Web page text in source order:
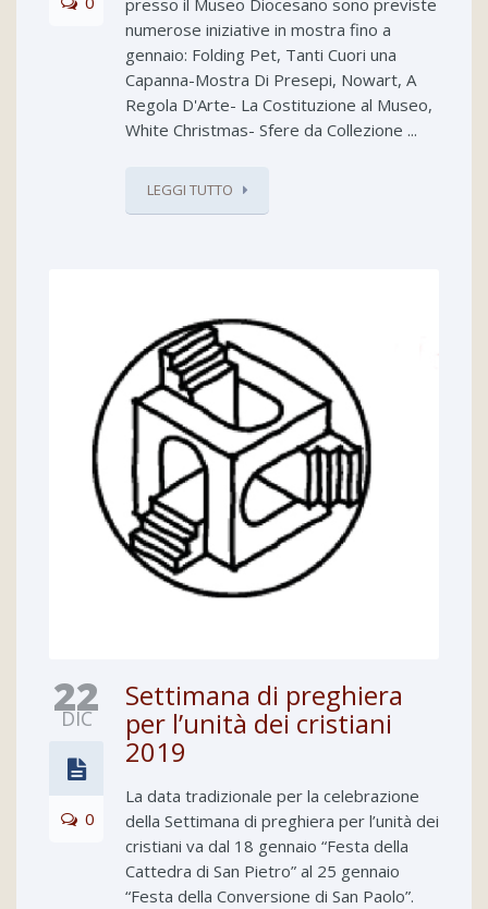
presso il Museo Diocesano sono previste
numerose iniziative in mostra fino a
gennaio: Folding Pet, Tanti Cuori una
Capanna-Mostra Di Presepi, Nowart, A
Regola D'Arte- La Costituzione al Museo,
White Christmas- Sfere da Collezione ...
LEGGI TUTTO
22
DIC
0
Settimana di preghiera
per l’unità dei cristiani
2019
La data tradizionale per la celebrazione
della Settimana di preghiera per l’unità dei
cristiani va dal 18 gennaio “Festa della
Cattedra di San Pietro” al 25 gennaio
“Festa della Conversione di San Paolo”.